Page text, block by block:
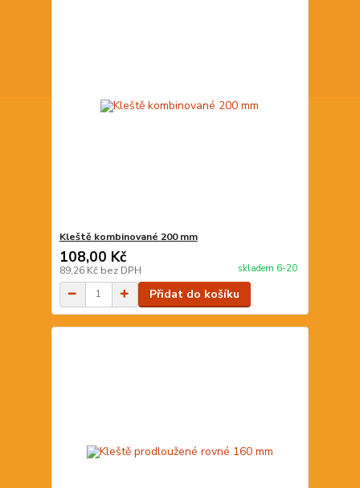
Kleště kombinované 200 mm
108,00 Kč
89,26 Kč bez DPH skladem 6-20
Přidat do košíku